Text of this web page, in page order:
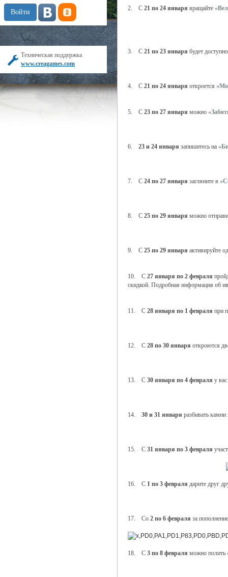
Техническая поддержка
www.creagames.com
2. С 21 по 24 января вращайте
3. С 21 по 23 января будет
4. С 21 по 24 января откроется
5. С 23 по 27 января можно
6. 23 и 24 января запишитесь на
7. С 24 по 27 января загляните в
8. С 25 по 29 января можно
9. С 25 по 29 января активируйте
10. С 27 января по 2 февраля
скидкой. Подробная информация об
11. С 28 января по 1 февраля при
12. С 28 по 30 января откроются
13. С 30 января по 4 февраля у
14. 30 и 31 января разбивать
15. С 31 января по 3 февраля
16. С 1 по 3 февраля дарите друг
17. Со 2 по 6 февраля за
18. С 3 по 8 февраля можно полить